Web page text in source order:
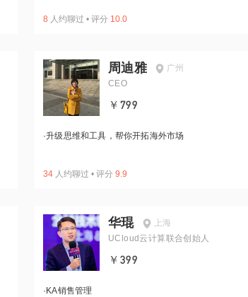
8 人约聊过 • 评分 10.0
周迪雅
广州
CEO
￥799
·升级思维和工具，帮你开拓海外市场
34 人约聊过 • 评分 9.9
华琨
上海
UCloud云计算联合创始人
￥399
· KA销售管理